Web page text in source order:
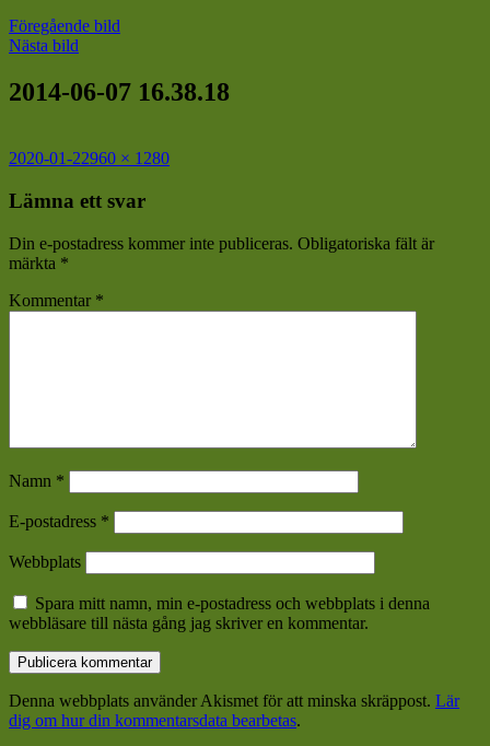
Föregående bild
Nästa bild
2014-06-07 16.38.18
Postat
2020-01-22Full
960 × 1280
Lämna ett svar
Din e-postadress kommer inte publiceras. Obligatoriska fält är
märkta *
Kommentar *
Namn *
E-postadress *
Webbplats
Spara mitt namn, min e-postadress och webbplats i denna
webbläsare till nästa gång jag skriver en kommentar.
Denna webbplats använder Akismet för att minska skräppost. Lär
dig om hur din kommentarsdata bearbetas.